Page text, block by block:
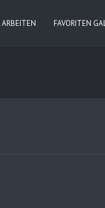
ARBEITEN FAVORITEN